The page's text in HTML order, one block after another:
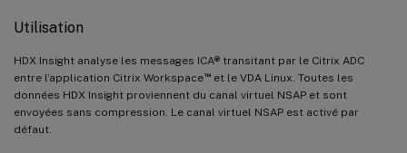
Utilisation
HDX Insight analyse les messages ICA® transitant par le Citrix ADC
entre l’application Citrix Workspace™et le VDA Linux. Toutes les
données HDX Insight proviennent du canal virtuel NSAP et sont
envoyées sans compression. Le canal virtuel NSAP est activé par
défaut.